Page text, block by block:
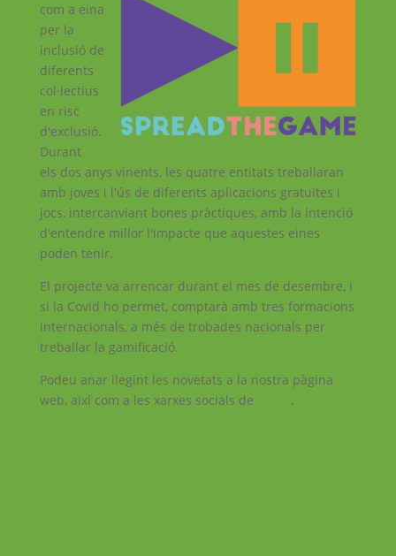
com a eina
per la
inclusió de
diferents
col·lectius
en risc
d'exclusió.
Durant
els dos anys vinents, les quatre entitats treballaran
amb joves i l'ús de diferents aplicacions gratuïtes i
jocs, intercanviant bones pràctiques, amb la intenció
d'entendre millor l'impacte que aquestes eines
poden tenir.
El projecte va arrencar durant el mes de desembre, i
si la Covid ho permet, comptarà amb tres formacions
internacionals, a més de trobades nacionals per
treballar la gamificació.
Podeu anar llegint les novetats a la nostra pàgina
web, així com a les xarxes socials de
.